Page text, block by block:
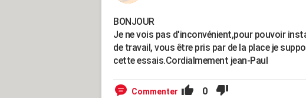
BONJOUR
Je ne vois pas d'inconvénient,pour pouvoir
de travail, vous être pris par de la place je
cette essais.Cordialmement jean-Paul
Commenter 0